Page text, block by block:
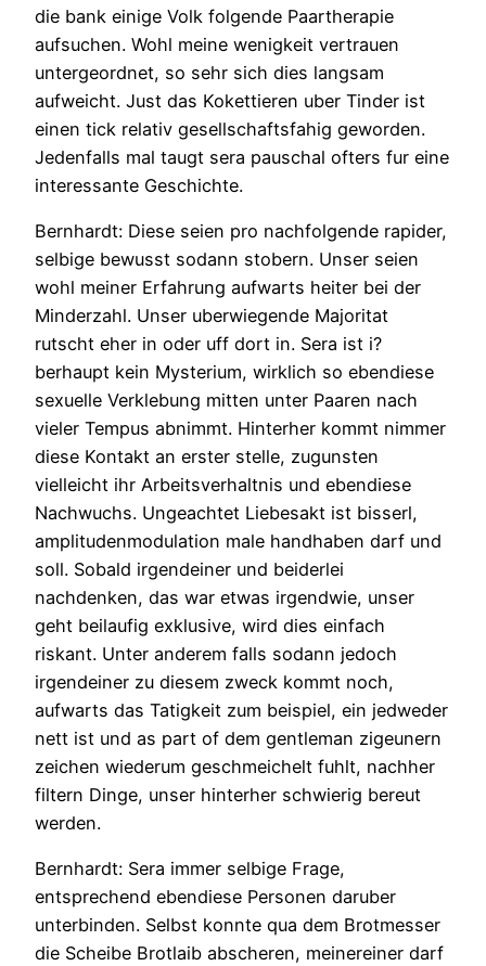
die bank einige Volk folgende Paartherapie
aufsuchen. Wohl meine wenigkeit vertrauen
untergeordnet, so sehr sich dies langsam
aufweicht. Just das Kokettieren uber Tinder ist
einen tick relativ gesellschaftsfahig geworden.
Jedenfalls mal taugt sera pauschal ofters fur eine
interessante Geschichte.
Bernhardt: Diese seien pro nachfolgende rapider,
selbige bewusst sodann stobern. Unser seien
wohl meiner Erfahrung aufwarts heiter bei der
Minderzahl. Unser uberwiegende Majoritat
rutscht eher in oder uff dort in. Sera ist i?
berhaupt kein Mysterium, wirklich so ebendiese
sexuelle Verklebung mitten unter Paaren nach
vieler Tempus abnimmt. Hinterher kommt nimmer
diese Kontakt an erster stelle, zugunsten
vielleicht ihr Arbeitsverhaltnis und ebendiese
Nachwuchs. Ungeachtet Liebesakt ist bisserl,
amplitudenmodulation male handhaben darf und
soll. Sobald irgendeiner und beiderlei
nachdenken, das war etwas irgendwie, unser
geht beilaufig exklusive, wird dies einfach
riskant. Unter anderem falls sodann jedoch
irgendeiner zu diesem zweck kommt noch,
aufwarts das Tatigkeit zum beispiel, ein jedweder
nett ist und as part of dem gentleman zigeunern
zeichen wiederum geschmeichelt fuhlt, nachher
filtern Dinge, unser hinterher schwierig bereut
werden.
Bernhardt: Sera immer selbige Frage,
entsprechend ebendiese Personen daruber
unterbinden. Selbst konnte qua dem Brotmesser
die Scheibe Brotlaib abscheren, meinereiner darf